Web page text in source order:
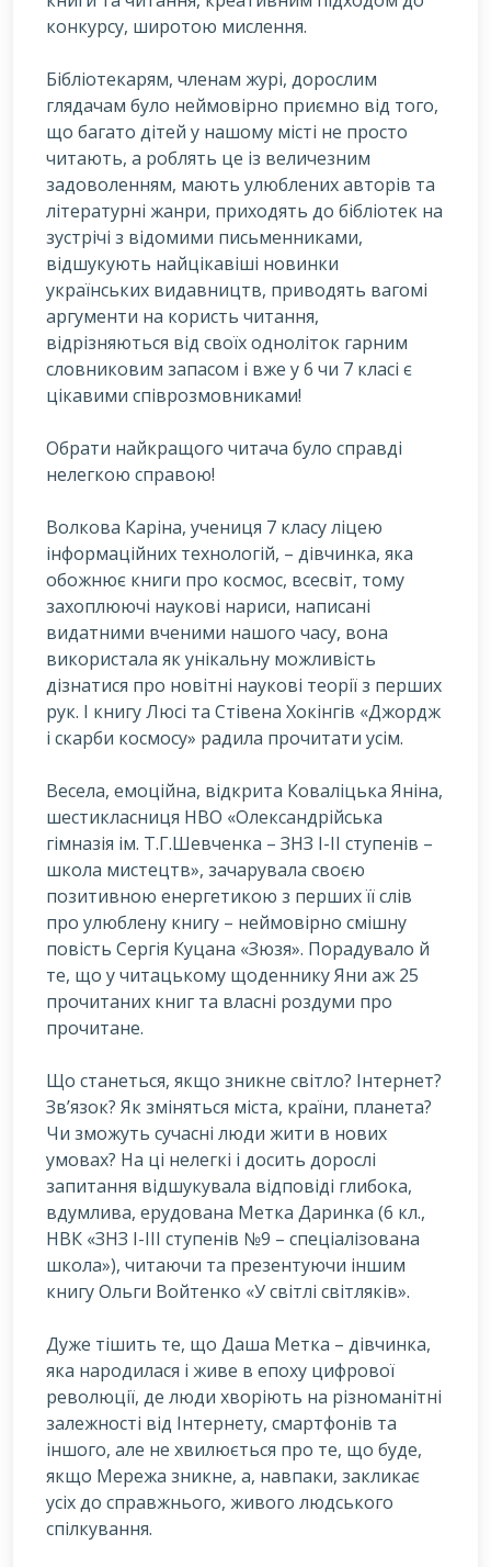
конкурсу, широтою мислення.
Бібліотекарям, членам журі, дорослим
глядачам було неймовірно приємно від того,
що багато дітей у нашому місті не просто
читають, а роблять це із величезним
задоволенням, мають улюблених авторів та
літературні жанри, приходять до бібліотек на
зустрічі з відомими письменниками,
відшукують найцікавіші новинки
українських видавництв, приводять вагомі
аргументи на користь читання,
відрізняються від своїх одноліток гарним
словниковим запасом і вже у 6 чи 7 класі є
цікавими співрозмовниками!
Обрати найкращого читача було справді
нелегкою справою!
Волкова Каріна, учениця 7 класу ліцею
інформаційних технологій, – дівчинка, яка
обожнює книги про космос, всесвіт, тому
захоплюючі наукові нариси, написані
видатними вченими нашого часу, вона
використала як унікальну можливість
дізнатися про новітні наукові теорії з перших
рук. І книгу Люсі та Стівена Хокінгів «Джордж
і скарби космосу» радила прочитати усім.
Весела, емоційна, відкрита Коваліцька Яніна,
шестикласниця НВО «Олександрійська
гімназія ім. Т.Г.Шевченка – ЗНЗ І-ІІ ступенів –
школа мистецтв», зачарувала своєю
позитивною енергетикою з перших її слів
про улюблену книгу – неймовірно смішну
повість Сергія Куцана «Зюзя». Порадувало й
те, що у читацькому щоденнику Яни аж 25
прочитаних книг та власні роздуми про
прочитане.
Що станеться, якщо зникне світло? Інтернет?
Зв’язок? Як зміняться міста, країни, планета?
Чи зможуть сучасні люди жити в нових
умовах? На ці нелегкі і досить дорослі
запитання відшукувала відповіді глибока,
вдумлива, ерудована Метка Даринка (6 кл.,
НВК «ЗНЗ І-ІІІ ступенів №9 – спеціалізована
школа»), читаючи та презентуючи іншим
книгу Ольги Войтенко «У світлі світляків».
Дуже тішить те, що Даша Метка – дівчинка,
яка народилася і живе в епоху цифрової
революції, де люди хворіють на різноманітні
залежності від Інтернету, смартфонів та
іншого, але не хвилюється про те, що буде,
якщо Мережа зникне, а, навпаки, закликає
усіх до справжнього, живого людського
спілкування.